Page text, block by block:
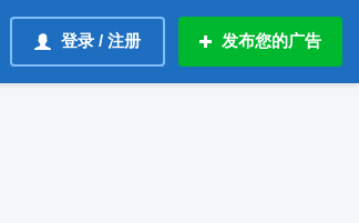
登录 / 注册 发布您的广告